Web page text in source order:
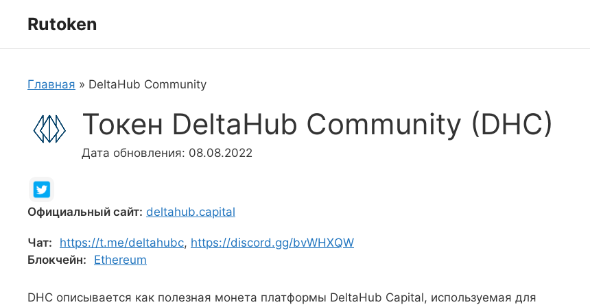
Rutoken
Главная » DeltaHub Community
Токен DeltaHub Community (DHC)
Дата обновления: 08.08.2022
Официальный сайт: deltahub.capital
Чат: https://t.me/deltahubc, https://discord.gg/bvWHXQW
Блокчейн:
Ethereum
DHC описывается как полезная монета платформы DeltaHub Capital, используемая для